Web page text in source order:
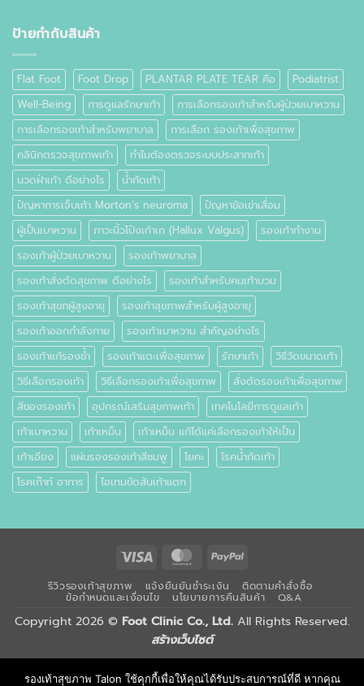
ป้ายกำกับสินค้า
Flat Foot Foot Drop PLANTAR PLATE TEAR คือ
Podiatrist
Well-Being
การดูแลรักษาเท้า
การเลือกรองเท้าสำหรับผู้ป่วยเบาหวาน
การเลือกรองเท้าสำหรับพยาบาล
การเลือก รองเท้าเพื่อสุขภาพ
คลินิกตรวจสุขภาพเท้า
ทำไมต้องตรวจระบบประสาทเท้า
นวดฝ่าเท้า ดีอย่างไร
น้ำกัดเท้า
ปัญหาการเจ็บเท้า Morton’s neuroma
ปัญหาข้อเข่าเสื่อม
ผู้เป็นเบาหวาน
ภาวะนิ้วโป้งเท้าเก (Hallux Valgus)
รองเท้าทำงาน
รองเท้าผู้ป่วยเบาหวาน
รองเท้าพยาบาล
รองเท้าสั่งตัดสุขภาพ ดีอย่างไร
รองเท้าสำหรับคนเท้าบวม
รองเท้าสุขภผู้สูงอายุ
รองเท้าสุขภาพสำหรับผู้สูงอายุ
รองเท้าออกกำลังกาย
รองเท้าเบาหวาน สำคัญอย่างไร
รองเท้าแก้รองช้ำ
รองเท้าแตะเพื่อสุขภาพ รักษาเท้า
วิธีวัดขนาดเท้า
วิธีเลือกรองเท้า
วิธีเลือกรองเท้าเพื่อสุขภาพ
สั่งตัดรองเท้าเพื่อสุขภาพ
สีของรองเท้า
อุปกรณ์เสริมสุขภาพเท้า
เทคโนโลยีการดูแลเท้า
เท้าเบาหวาน
เท้าเหม็น
เท้าเหม็น แก้ได้แค่เลือกรองเท้าให้เป็น
เท้าเอียง
แผ่นรองรองเท้าสีชมพู โยคะ
โรคน้ำกัดเท้า
โรคเก๊าท์ อาการ
ไอเทมขัดส้นเท้าแตก
Visa MasterCardPayPal
รีวิวรองเท้าสุขภาพ แจ้งยืนยันชำระเงิน ติดตามคำสั่งซื้อ
ข้อกำหนดและเงื่อนไข นโยบายการคืนสินค้า Q&A
Copyright 2026 © Foot Clinic Co., Ltd. All Rights Reserved.
สร้างเว็บไซต์
รองเท้าสุขภาพ Talon ใช้คุกกี้เพื่อให้คุณได้รับประสบการณ์ที่ดี หากคุณ